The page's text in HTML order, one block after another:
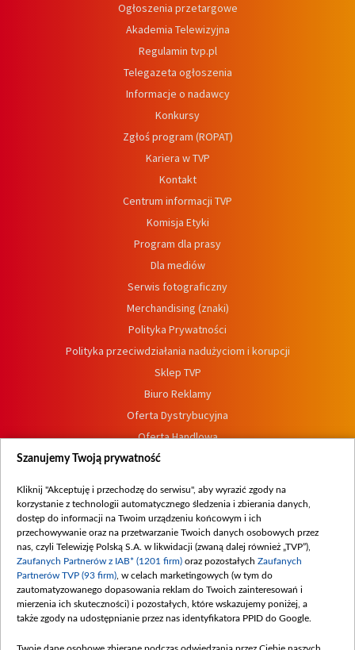
Ogłoszenia przetargowe
Akademia Telewizyjna
Regulamin tvp.pl
Telegazeta ogłoszenia
Informacje o nadawcy
Konkursy
Zgłoś program (ROPAT)
Kariera w TVP
Kontakt
Centrum informacji TVP
Komisja Etyki
Program dla prasy
Dla mediów
Serwis fotograficzny
Merchandising (znaki)
Polityka Prywatności
Polityka przeciwdziałania nadużyciom i korupcji
Sklep TVP
Biuro Reklamy
Oferta Dystrybucyjna
Oferta Handlowa
Dostępność
Procedura zgłoszeń wewnętrznych
Szanujemy Twoją prywatność
Kliknij "Akceptuję i przechodzę do serwisu", aby wyrazić zgody na
korzystanie z technologii automatycznego śledzenia i zbierania danych,
dostęp do informacji na Twoim urządzeniu końcowym i ich
przechowywanie oraz na przetwarzanie Twoich danych osobowych przez
nas, czyli Telewizję Polską S.A. w likwidacji (zwaną dalej również „TVP”),
Zaufanych Partnerów z IAB* (1201 firm) oraz pozostałych Zaufanych
Partnerów TVP (93 firm) , w celach marketingowych (w tym do
zautomatyzowanego dopasowania reklam do Twoich zainteresowań i
mierzenia ich skuteczności) i pozostałych, które wskazujemy poniżej, a
także zgody na udostępnianie przez nas identyfikatora PPID do Google.